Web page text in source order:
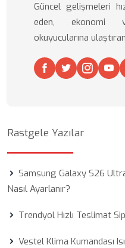
Güncel gelişmeleri
eden, ekonomi
okuyucularına
Rastgele Yazılar
Samsung Galaxy S26
Nasıl Ayarlanır?
Trendyol Hızlı Teslimat
Vestel Klima Kumandası